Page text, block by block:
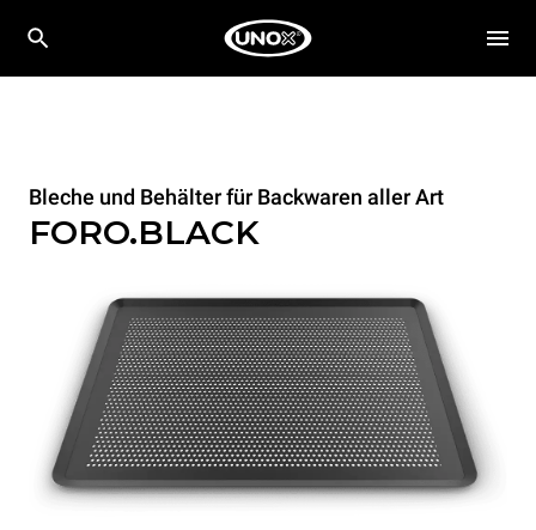
Bleche und Behälter für Backwaren aller Art
FORO.BLACK